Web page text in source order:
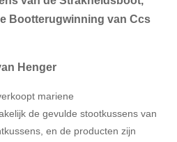
Bootterugwinning van Ccs
Henger
mariene
de gevulde stootkussens van
en de producten zijn